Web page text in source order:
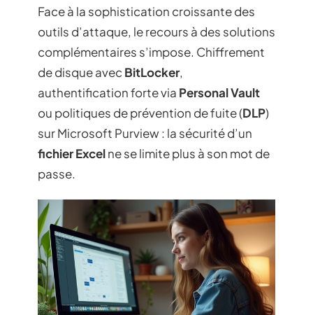
Face à la sophistication croissante des
outils d’attaque, le recours à des solutions
complémentaires s’impose. Chiffrement
de disque avec BitLocker,
authentification forte via Personal Vault
ou politiques de prévention de fuite (DLP)
sur Microsoft Purview : la sécurité d’un
fichier Excelne se limite plus à son mot de
passe.